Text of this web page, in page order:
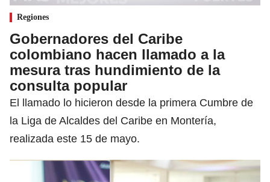
Regiones
Gobernadores del Caribe
colombiano hacen llamado a la
mesura tras hundimiento de la
consulta popular
El llamado lo hicieron desde la primera Cumbre de
la Liga de Alcaldes del Caribe en Montería,
realizada este 15 de mayo.